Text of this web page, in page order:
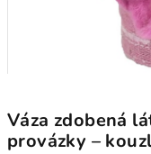
Váza zdobená
provázky –